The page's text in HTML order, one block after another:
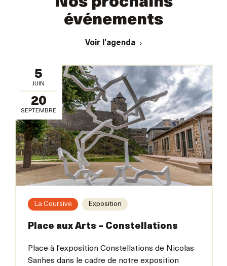
événements
Voir l’agenda
5
JUIN
20
SEPTEMBRE
La Coursive Exposition
Place aux Arts – Constellations
Place à l'exposition Constellations de Nicolas
Sanhes dans le cadre de notre exposition